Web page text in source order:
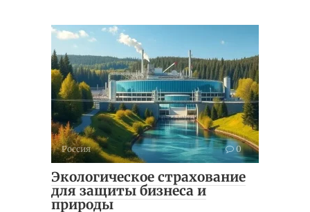
Россия 0
Экологическое страхование
для защиты бизнеса и
природы